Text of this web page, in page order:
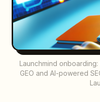
Launchmind
GEO and AI-powered